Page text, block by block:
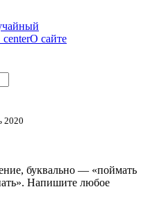
О сайте
2020
буквально — «поймать
Напишите любое